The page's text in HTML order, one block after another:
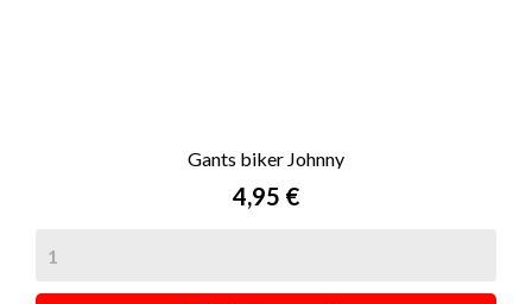
Gants biker Johnny
Prix
4,95 €